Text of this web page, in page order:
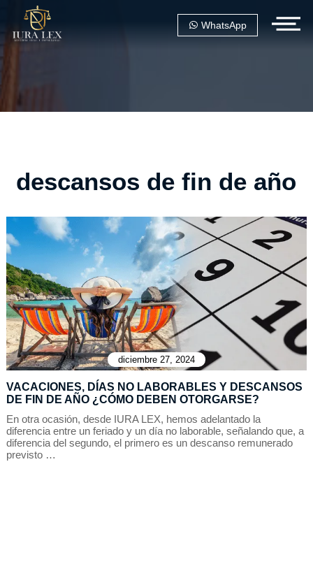
WhatsApp
descansos de fin de año
diciembre 27, 2024
VACACIONES, DÍAS NO LABORABLES Y DESCANSOS
DE FIN DE AÑO ¿CÓMO DEBEN OTORGARSE?
En otra ocasión, desde IURA LEX, hemos adelantado la
diferencia entre un feriado y un día no laborable, señalando que, a
diferencia del segundo, el primero es un descanso remunerado
previsto …